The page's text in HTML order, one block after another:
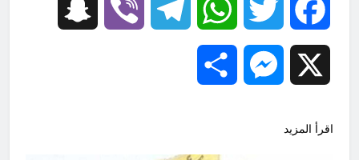
Facebook
Twitter
WhatsApp
Telegram
Viber
Messenger
اقرأ المزيد